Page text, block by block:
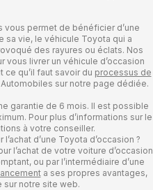
permet de bénéficier d’une
sa vie, le véhicule Toyota qui a
des rayures ou éclats. Nos
vous livrer un véhicule d’occasion
qu’il faut savoir du processus de
sur notre page dédiée.
garantie de 6 mois. Il est possible
Pour plus d’informations sur le
à votre conseiller.
d’une Toyota d’occasion ?
l’achat de votre voiture d’occasion
ou par l’intermédiaire d’une
a ses propres avantages,
sur notre site web.